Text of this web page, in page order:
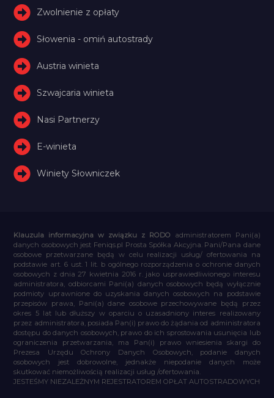
Zwolnienie z opłaty
Słowenia - omiń autostrady
Austria winieta
Szwajcaria winieta
Nasi Partnerzy
E-winieta
Winiety Słowniczek
Klauzula informacyjna w związku z RODO administratorem Pani(a)
danych osobowych jest Feniqs.pl Prosta Spółka Akcyjna. Pani/Pana dane
osobowe przetwarzane będą w celu realizacji usług/ ofertowania na
podstawie art. 6 ust. 1 lit. b ogólnego rozporządzenia o ochronie danych
osobowych z dnia 27 kwietnia 2016 r. jako usprawiedliwionego interesu
administratora, odbiorcami Pani(a) danych osobowych będą wyłącznie
podmioty uprawnione do uzyskania danych osobowych na podstawie
przepisów prawa, Pani(a) dane osobowe przechowywane będą przez
okres 5 lat lub dłuższy w oparciu o uzasadniony interes realizowany
przez administratora, posiada Pan(i) prawo do żądania od administratora
dostępu do danych osobowych, prawo do ich sprostowania usunięcia lub
ograniczenia przetwarzania, ma Pan(i) prawo wniesienia skargi do
Prezesa Urzędu Ochrony Danych Osobowych, podanie danych
osobowych jest dobrowolne, jednakże niepodanie danych może
skutkować niemożliwością realizacji usług /ofertowania.
JESTEŚMY NIEZALEŻNYM REJESTRATOREM OPŁAT AUTOSTRADOWYCH